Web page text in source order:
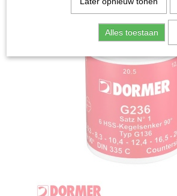
Alles toestaan